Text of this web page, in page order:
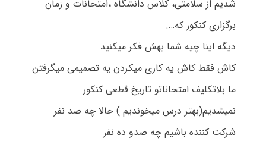
شدیم از سلامتی، کلاس دانشگاه ،امتحانات و زمان
برگزاری کنکور که….
دیگه اینا چیه شما بهش فکر میکنید
کاش فقط کاش یه کاری میکردن یه تصمیمی میگرفتن
ما بلاتکلیف امتحاناتو تاریخ قطعی کنکور
نمیشدیم(بهتر درس میخوندیم ) حالا چه صد نفر
شرکت کننده باشیم چه صدو ده نفر